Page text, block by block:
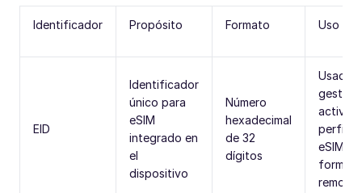
Identificador Propósito Formato Uso
EID
Identificador
único para
eSIM
integrado en
el
dispositivo
Número
hexadecimal
de 32
dígitos
Usado
activar
perfiles
eSIM de
forma
remota